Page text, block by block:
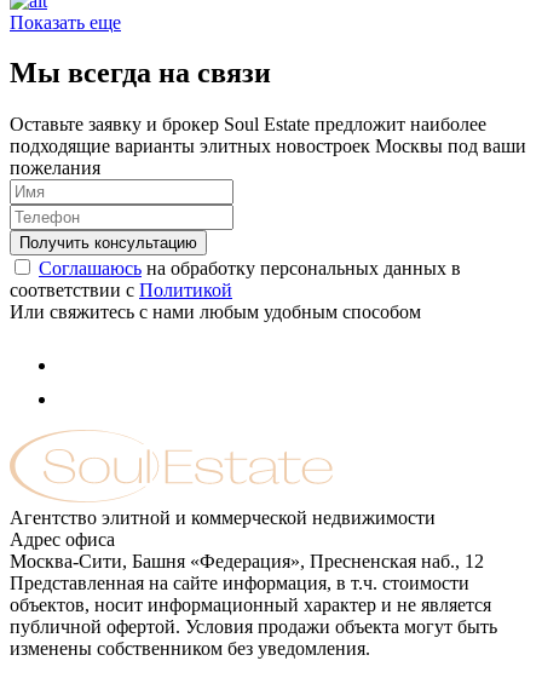
Показать еще
Мы всегда на связи
Оставьте заявку и брокер Soul Estate предложит наиболее
подходящие варианты элитных новостроек Москвы под ваши
пожелания
Соглашаюсь на обработку персональных данных в
соответствии с Политикой
Или свяжитесь с нами любым удобным способом
Агентство элитной и коммерческой недвижимости
Адрес офиса
Москва-Сити, Башня «Федерация», Пресненская наб., 12
Представленная на сайте информация, в т.ч. стоимости
объектов, носит информационный характер и не является
публичной офертой. Условия продажи объекта могут быть
изменены собственником без уведомления.